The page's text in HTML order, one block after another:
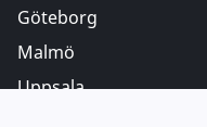
Göteborg
Malmö
Uppsala